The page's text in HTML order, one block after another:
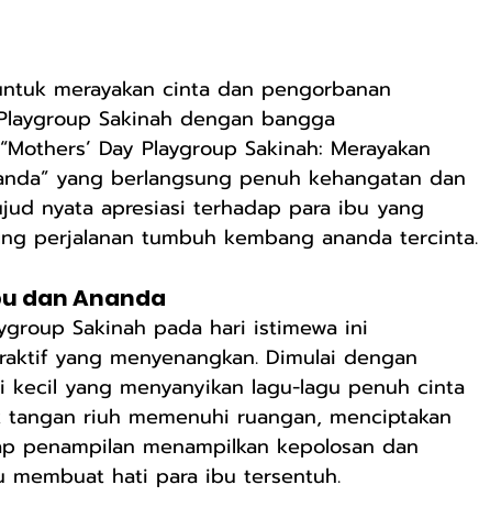
merayakan cinta dan pengorbanan
Sakinah dengan bangga
Day Playgroup Sakinah: Merayakan
yang berlangsung penuh kehangatan dan
nyata apresiasi terhadap para ibu yang
perjalanan tumbuh kembang ananda tercinta.
dan Ananda
Sakinah pada hari istimewa ini
yang menyenangkan. Dimulai dengan
kecil yang menyanyikan lagu-lagu penuh cinta
riuh memenuhi ruangan, menciptakan
penampilan menampilkan kepolosan dan
membuat hati para ibu tersentuh.